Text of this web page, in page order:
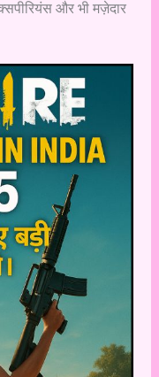
और भी मज़ेदार